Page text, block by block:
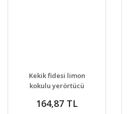
Kekik fidesi limon
kokulu yerörtücü
164,87 TL